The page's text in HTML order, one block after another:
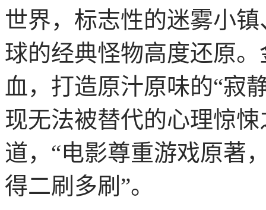
世界，标志性的迷雾小
球的经典怪物高度还原
血，打造原汁原味的“寂
现无法被替代的心理惊
道，“电影尊重游戏原著
得二刷多刷”。